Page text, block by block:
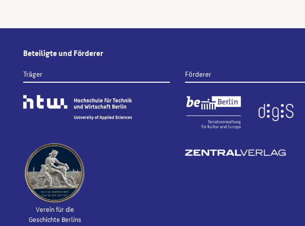
Beteiligte und Förderer
Träger
Verein für die
Geschichte Berlins
Förderer